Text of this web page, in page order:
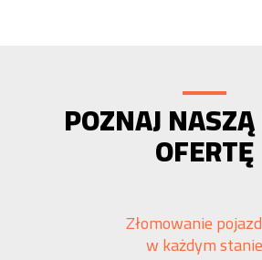
POZNAJ
OFERTĘ
Złomowanie
w każdym stanie